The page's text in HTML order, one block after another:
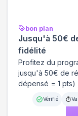
bon plan
Jusqu'à 50€
fidélité
Profitez du
jusqu'à 50€ de
dépensé = 1 pts)
Vérifié